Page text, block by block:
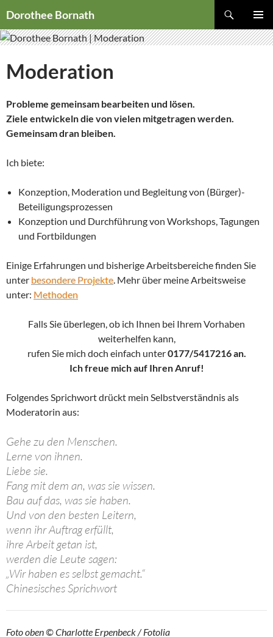
Inhalt
springen
Dorothee Bornath
MENÜ
Moderation
Probleme gemeinsam bearbeiten und lösen.
Ziele entwickeln die von vielen mitgetragen werden.
Gemeinsam dran bleiben.
Ich biete:
Konzeption, Moderation und Begleitung von (Bürger)-
Beteiligungsprozessen
Konzeption und Durchführung von Workshops, Tagungen
und Fortbildungen
Einige Erfahrungen und bisherige Arbeitsbereiche finden Sie
unter besondere Projekte. Mehr über meine Arbeitsweise
unter: Methoden
Falls Sie überlegen, ob ich Ihnen bei Ihrem Vorhaben
weiterhelfen kann,
rufen Sie mich doch einfach unter0177/5417216 an.
Ich freue mich auf Ihren Anruf!
Folgendes Sprichwort drückt mein Selbstverständnis als
Moderatorin aus:
Gehe zu den Menschen.
Lerne von ihnen.
Liebe sie.
Fang mit dem an, was sie wissen.
Bau auf das, was sie haben.
Und von den besten Leitern,
wenn ihr Auftrag erfüllt,
ihre Arbeit getan ist,
werden die Leute sagen:
„Wir haben es selbst gemacht.“
Chinesisches Sprichwort
Foto oben © Charlotte Erpenbeck / Fotolia